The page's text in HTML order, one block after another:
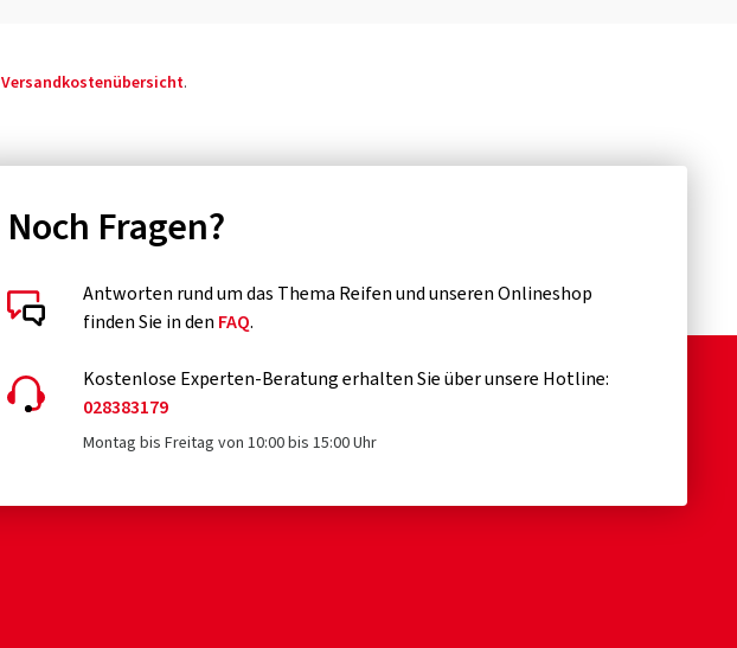
Versandkostenübersicht.
Noch Fragen?
Antworten rund um das Thema Reifen und unseren Onlineshop
finden Sie in den FAQ.
Kostenlose Experten-Beratung erhalten Sie über unsere Hotline:
028383179
Montag bis Freitag von 10:00 bis 15:00 Uhr